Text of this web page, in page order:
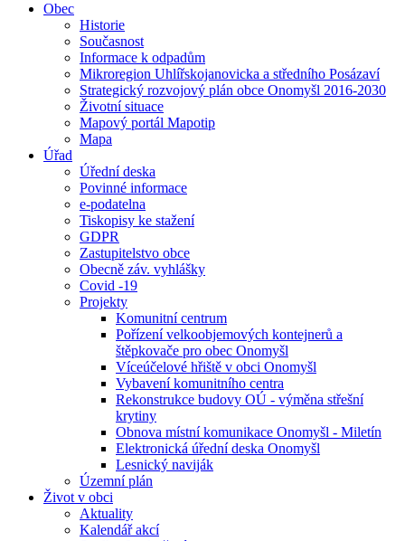
Obec
Historie
Současnost
Informace k odpadům
Mikroregion Uhlířskojanovicka a středního Posázaví
Strategický rozvojový plán obce Onomyšl 2016-2030
Životní situace
Mapový portál Mapotip
Mapa
Úřad
Úřední deska
Povinné informace
e-podatelna
Tiskopisy ke stažení
GDPR
Zastupitelstvo obce
Obecně záv. vyhlášky
Covid -19
Projekty
Komunitní centrum
Pořízení velkoobjemových kontejnerů a
štěpkovače pro obec Onomyšl
Víceúčelové hřiště v obci Onomyšl
Vybavení komunitního centra
Rekonstrukce budovy OÚ - výměna střešní
krytiny
Obnova místní komunikace Onomyšl - Miletín
Elektronická úřední deska Onomyšl
Lesnický naviják
Územní plán
Život v obci
Aktuality
Kalendář akcí